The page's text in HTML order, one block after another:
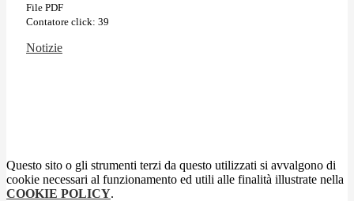
File PDF
Contatore click: 39
Notizie
Questo sito o gli strumenti terzi da questo utilizzati si avvalgono di
cookie necessari al funzionamento ed utili alle finalità illustrate nella
COOKIE POLICY.